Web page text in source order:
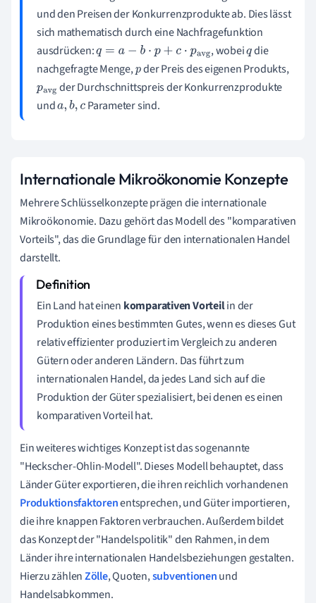
und den Preisen der Konkurrenzprodukte ab. Dies lässt
sich mathematisch durch eine Nachfragefunktion
ausdrücken:q =a−b ⋅p+ c⋅ pavg , wobeiqdie
nachgefragte Menge,pder Preis des eigenen Produkts,
pav
g
der Durchschnittspreis der Konkurrenzprodukte
unda,b,c Parameter sind.
Internationale Mikroökonomie Konzepte
Mehrere Schlüsselkonzepte prägen die internationale
Mikroökonomie. Dazu gehört das Modell des "komparativen
Vorteils", das die Grundlage für den internationalen Handel
darstellt.
Ein Land hat einen komparativen Vorteilin der
Produktion eines bestimmten Gutes, wenn es dieses Gut
relativ effizienter produziert im Vergleich zu anderen
Gütern oder anderen Ländern. Das führt zum
internationalen Handel, da jedes Land sich auf die
Produktion der Güter spezialisiert, bei denen es einen
komparativen Vorteil hat.
Ein weiteres wichtiges Konzept ist das sogenannte
"Heckscher-Ohlin-Modell". Dieses Modell behauptet, dass
Länder Güter exportieren, die ihren reichlich vorhandenen
Produktionsfaktorenentsprechen, und Güter importieren,
die ihre knappen Faktoren verbrauchen. Außerdem bildet
das Konzept der "Handelspolitik" den Rahmen, in dem
Länder ihre internationalen Handelsbeziehungen gestalten.
Hierzu zählenZölle, Quoten,subventionenund
Handelsabkommen.